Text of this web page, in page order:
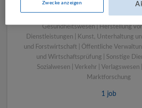
Bau | Beherbergung und Gastronomie |
Energieversorgung | Finanz- und
Gesundheitswesen | Herstellung
Dienstleistungen | Kunst, Unterhaltung
und Forstwirtschaft | Öffentliche
und Wirtschaftsprüfung | Sonstige
Sozialwesen | Verkehr | Verlagswesen
Marktforschung
1 job
Zwecke anzeigen